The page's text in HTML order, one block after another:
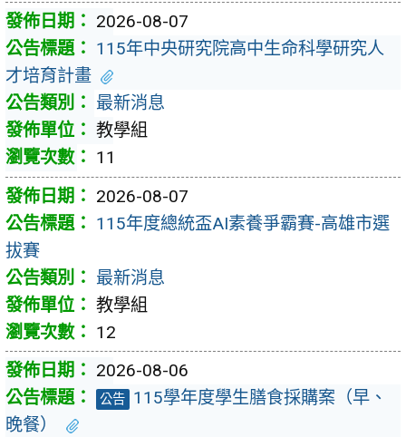
2026-08-07
115年中央研究院高中生命科學研究人
才培育計畫
最新消息
教學組
11
2026-08-07
115年度總統盃AI素養爭霸賽-高雄市選
拔賽
最新消息
教學組
12
2026-08-06
公告 115學年度學生膳食採購案（早、
晚餐）